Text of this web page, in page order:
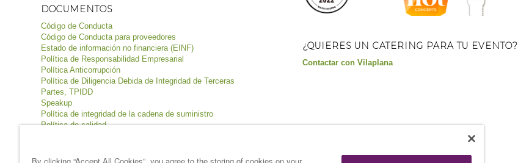
DOCUMENTOS
Código de Conducta
Código de Conducta para proveedores
Estado de información no financiera (EINF)
Política de Responsabilidad Empresarial
Política Anticorrupción
Política de Diligencia Debida de Integridad de Terceras
Partes, TPIDD
Speakup
Política de integridad de la cadena de suministro
Política de calidad
Política de medio ambiente
¿QUIERES UN CATERING PARA TU EVENTO?
Contactar con Vilaplana